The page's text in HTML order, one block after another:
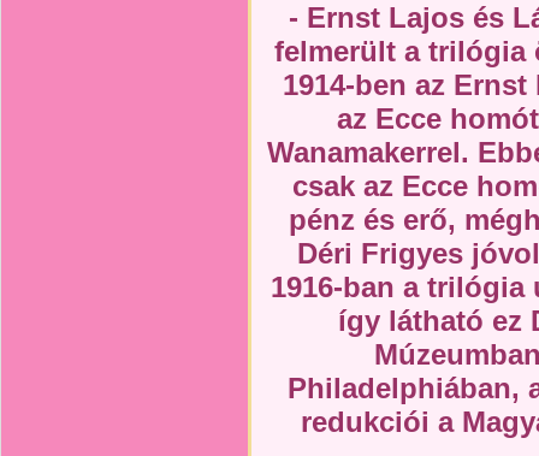
- Ernst Lajos és
felmerült a trilógia
1914-ben az
az Ecce
Wanamakerrel.
csak az Ecce
pénz és erő,
Déri Frigyes
1916-ban a
így látható ez
Philadelphiában,
redukciói a